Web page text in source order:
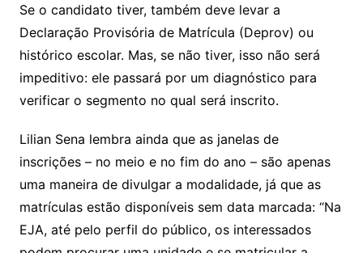
Se o candidato tiver, também deve levar a
Declaração Provisória de Matrícula (Deprov) ou
histórico escolar. Mas, se não tiver, isso não será
impeditivo: ele passará por um diagnóstico para
verificar o segmento no qual será inscrito.
Lilian Sena lembra ainda que as janelas de
inscrições – no meio e no fim do ano – são apenas
uma maneira de divulgar a modalidade, já que as
matrículas estão disponíveis sem data marcada: “Na
EJA, até pelo perfil do público, os interessados